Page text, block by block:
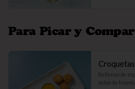
Para Picar y
Rellenas de
salsa de